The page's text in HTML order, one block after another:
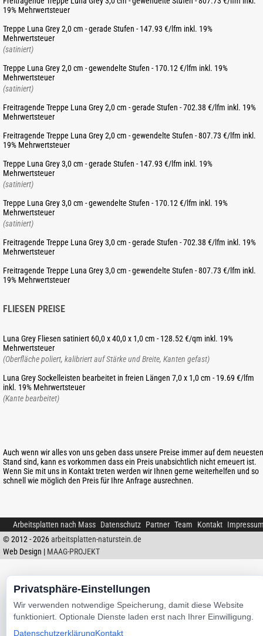
19% Mehrwertsteuer
Treppe Luna Grey 2,0 cm - gerade Stufen - 147.93 €/lfm inkl. 19%
Mehrwertsteuer
(satiniert)
Treppe Luna Grey 2,0 cm - gewendelte Stufen - 170.12 €/lfm inkl. 19%
Mehrwertsteuer
(satiniert)
Freitragende Treppe Luna Grey 2,0 cm - gerade Stufen - 702.38 €/lfm inkl. 19%
Mehrwertsteuer
Freitragende Treppe Luna Grey 2,0 cm - gewendelte Stufen - 807.73 €/lfm inkl.
19% Mehrwertsteuer
Treppe Luna Grey 3,0 cm - gerade Stufen - 147.93 €/lfm inkl. 19%
Mehrwertsteuer
(satiniert)
Treppe Luna Grey 3,0 cm - gewendelte Stufen - 170.12 €/lfm inkl. 19%
Mehrwertsteuer
(satiniert)
Freitragende Treppe Luna Grey 3,0 cm - gerade Stufen - 702.38 €/lfm inkl. 19%
Mehrwertsteuer
Freitragende Treppe Luna Grey 3,0 cm - gewendelte Stufen - 807.73 €/lfm inkl.
19% Mehrwertsteuer
FLIESEN PREISE
Luna Grey Fliesen satiniert 60,0 x 40,0 x 1,0 cm - 128.52 €/qm inkl. 19%
Mehrwertsteuer
(Oberfläche poliert, kalibriert auf Stärke und Breite, Kanten gefast)
Luna Grey Sockelleisten bearbeitet in freien Längen 7,0 x 1,0 cm - 19.69 €/lfm
inkl. 19% Mehrwertsteuer
(Kante bearbeitet)
Auch wenn wir alles von uns geben dass unsere Preise immer auf dem neuesten
Stand sind, kann es vorkommen dass ein Preis unabsichtlich nicht erneuert ist.
Wenn Sie mit uns in Kontakt treten werden wir Ihnen gerne weiterhelfen und so
schnell wie möglich den Preis für Ihre Anfrage ausrechnen.
Kontakt
Team
Partner
Datenschutz
Arbeitsplatten nach Mass
© 2012 - 2026arbeitsplatten-naturstein.de
Web Design | MAAG-PROJEKT
Privatsphäre-Einstellungen
Wir verwenden notwendige Speicherung, damit diese Website
funktioniert. Optionale Dienste laden erst nach Ihrer Einwilligung.
DatenschutzerklärungKontakt